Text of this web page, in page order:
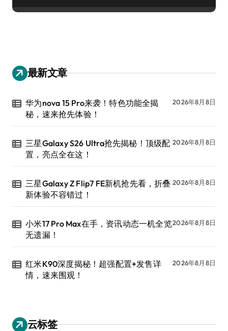
最新文章
华为nova 15 Pro来袭！特色功能全揭
秘，速来抢先体验！
2026年8月8日
三星Galaxy S26 Ultra抢先揭秘！顶级配
置，亮点全在这！
2026年8月8日
三星Galaxy Z Flip7 FE新机抢先看，折叠
新体验不容错过！
2026年8月8日
小米17 Pro Max在手，资讯动态一机全览
无遗漏！
2026年8月8日
红米K90深度揭秘！超强配置+发售详
情，速来围观！
2026年8月8日
云标签